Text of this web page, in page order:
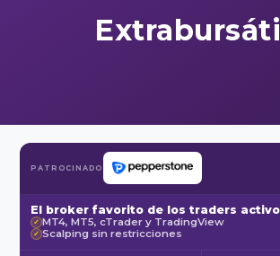
PATROCINADO
El broker favorito de los traders
✓ MT4, MT5, cTrader y TradingView
✓ Scalping sin restricciones